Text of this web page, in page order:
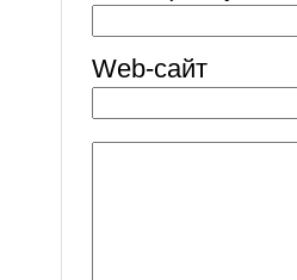
Web-cайт